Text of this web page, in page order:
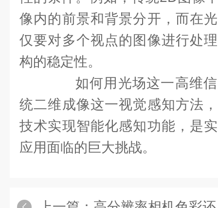
像内的前景和背景分开，而在
仅要对多个视点的图像进行处
构的稳定性。
如何用光场这一高维信
统二维成像这一视觉感知方法
技术实现智能化感知功能，是
应用面临的巨大挑战。